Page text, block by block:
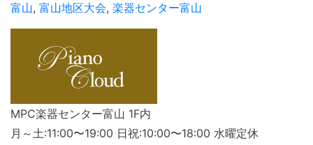
富山, 富山地区大会, 楽器センター富山
MPC楽器センター富山 1F内
月～土:11:00〜19:00 日祝:10:00〜18:00 水曜定休